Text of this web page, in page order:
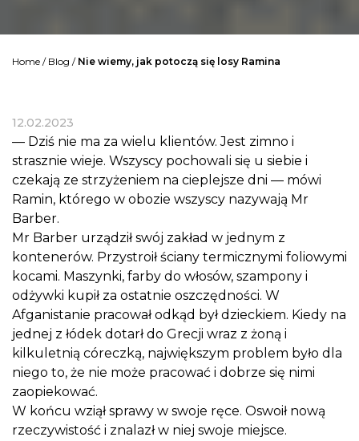
Home / Blog / Nie wiemy, jak potoczą się losy Ramina
12.02.2023
— Dziś nie ma za wielu klientów. Jest zimno i
strasznie wieje. Wszyscy pochowali się u siebie i
czekają ze strzyżeniem na cieplejsze dni — mówi
Ramin, którego w obozie wszyscy nazywają Mr
Barber.
Mr Barber urządził swój zakład w jednym z
kontenerów. Przystroił ściany termicznymi foliowymi
kocami. Maszynki, farby do włosów, szampony i
odżywki kupił za ostatnie oszczędności. W
Afganistanie pracował odkąd był dzieckiem. Kiedy na
jednej z łódek dotarł do Grecji wraz z żoną i
kilkuletnią córeczką, największym problem było dla
niego to, że nie może pracować i dobrze się nimi
zaopiekować.
W końcu wziął sprawy w swoje ręce. Oswoił nową
rzeczywistość i znalazł w niej swoje miejsce.